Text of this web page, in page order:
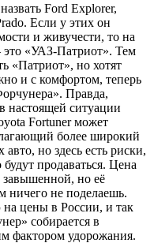
Ford Explorer,
Если у этих он
и живучести, то на
это «УАЗ-Патриот». Тем
«Патриот», но хотят
и с комфортом, теперь
Правда,
настоящей ситуации
Fortuner может
более широкий
но здесь есть риски,
продаваться. Цена
завышенной, но её
ничего не поделаешь.
цены в России, и так
собирается в
фактором удорожания.